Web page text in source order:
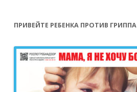
ПРИВЕЙТЕ РЕБЕНКА ПРОТИВ ГРИППА